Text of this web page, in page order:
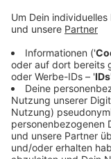
Anzeige
Wie die Stadt
und
Stiften bekritzelt.
Spielplatz
Kinder
Anzeige gegen